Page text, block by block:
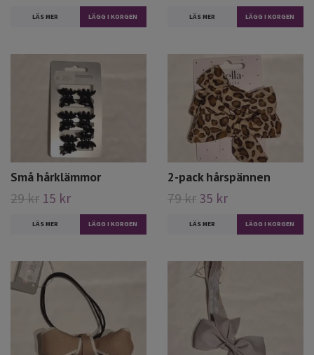
LÄS MER LÄS MER
Små hårklämmor
29 kr 15 kr
LÄS MER
2-pack hårspännen
79 kr 35 kr
LÄS MER